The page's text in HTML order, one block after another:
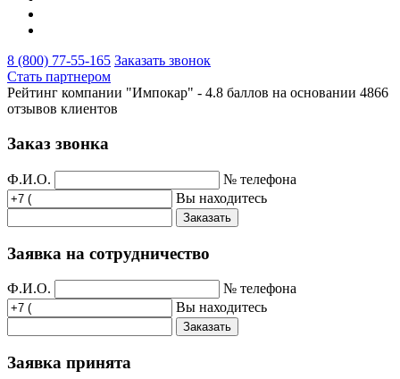
8 (800) 77-55-165 Заказать звонок
Стать партнером
Рейтинг компании "Импокар" - 4.8 баллов на основании 4866
отзывов клиентов
Заказ звонка
Ф.И.О.
№ телефона
Вы находитесь
Заказать
Заявка на сотрудничество
Ф.И.О.
№ телефона
Вы находитесь
Заказать
Заявка принята